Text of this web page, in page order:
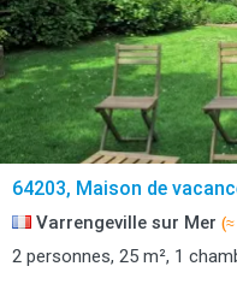
64203, Maison de
Varrengeville sur Mer (≈
2 personnes, 25 m², 1